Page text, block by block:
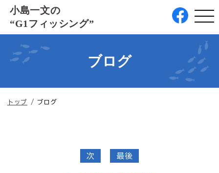
このページの本文へ
小島一文の
“G1フィッシング”
ブログ
現
トップ / ブログ
次 最後